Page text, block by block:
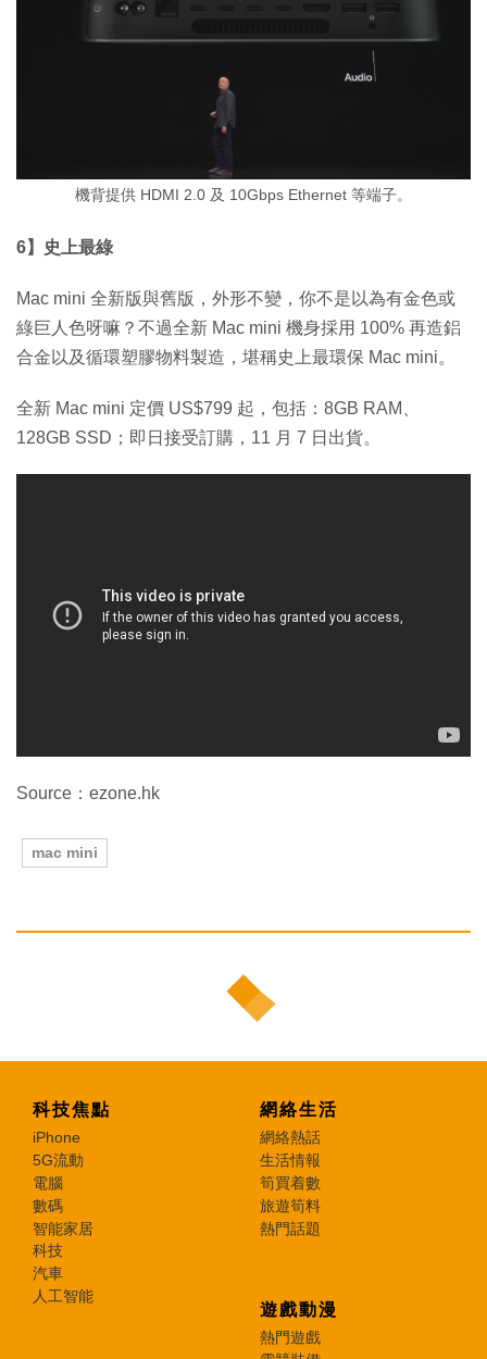
機背提供 HDMI 2.0 及 10Gbps Ethernet 等端子。
6】史上最綠
Mac mini 全新版與舊版，外形不變，你不是以為有金色或
綠巨人色呀嘛？不過全新 Mac mini 機身採用 100% 再造鋁
合金以及循環塑膠物料製造，堪稱史上最環保 Mac mini。
全新 Mac mini 定價 US$799 起，包括：8GB RAM、
128GB SSD；即日接受訂購，11 月 7 日出貨。
Source：ezone.hk
mac mini
科技焦點
iPhone
5G流動
電腦
數碼
智能家居
科技
汽車
人工智能
網絡生活
網絡熱話
生活情報
筍買着數
旅遊筍料
熱門話題
遊戲動漫
熱門遊戲